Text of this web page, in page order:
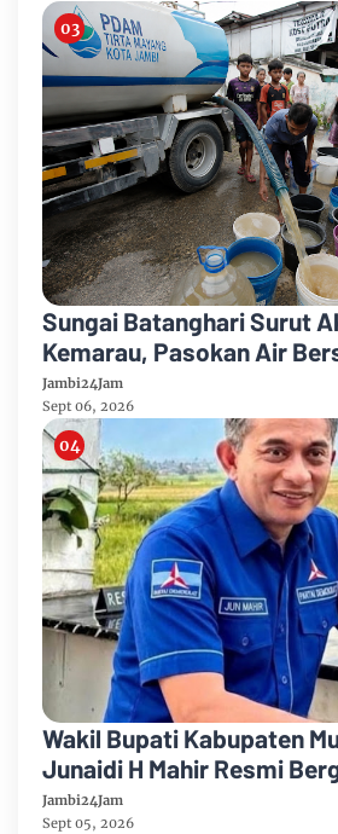
Sungai Batanghari Surut
Kemarau, Pasokan Air
Mayang Jambi Keruh
Jambi24Jam
Sept 06, 2026
Wakil Bupati Kabupaten
Junaidi H Mahir Resmi
Partai Demikrat
Jambi24Jam
Sept 05, 2026